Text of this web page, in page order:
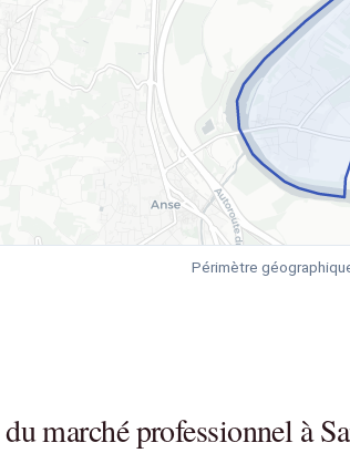
Périmètre
marché professionnel à